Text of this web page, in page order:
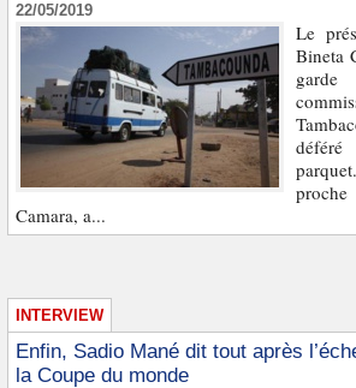
22/05/2019
Le
Bineta
Camara, a...
INTERVIEW
Enfin, Sadio Mané dit tout après
la Coupe du monde